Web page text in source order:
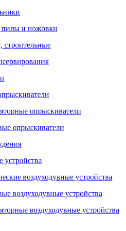
пилы и ножовки
строительные
опрыскиватели
опрыскиватели
устройства
воздуходувные устройства
воздуходувные устройства
воздуходувные устройства